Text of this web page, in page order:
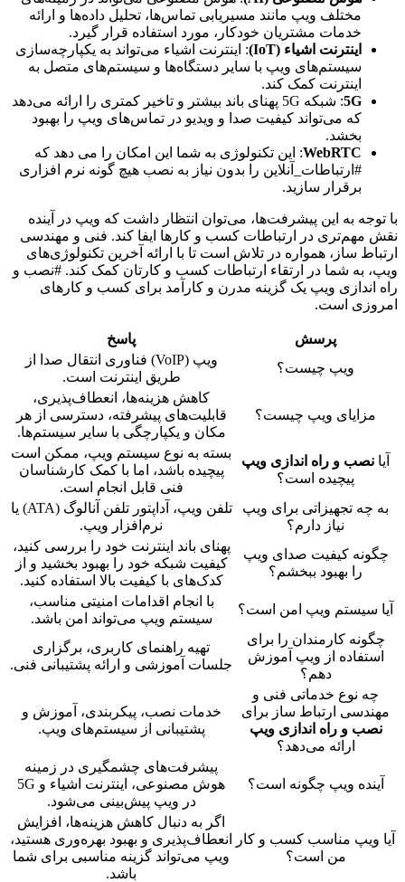
مختلف ویپ مانند مسیریابی تماس‌ها، تحلیل داده‌ها و ارائه
خدمات مشتریان خودکار، مورد استفاده قرار گیرد.
اینترنت اشیاء (IoT)
: اینترنت اشیاء می‌تواند به یکپارچه‌سازی
سیستم‌های ویپ با سایر دستگاه‌ها و سیستم‌های متصل به
اینترنت کمک کند.
5G
: شبکه 5G پهنای باند بیشتر و تاخیر کمتری را ارائه می‌دهد
که می‌تواند کیفیت صدا و ویدیو در تماس‌های ویپ را بهبود
بخشد.
WebRTC: این تکنولوژی به شما این امکان را می دهد که
#ارتباطات_آنلاین را بدون نیاز به نصب هیچ گونه نرم افزاری
برقرار سازید.
با توجه به این پیشرفت‌ها، می‌توان انتظار داشت که ویپ در آینده
نقش مهم‌تری در ارتباطات کسب و کارها ایفا کند. فنی و مهندسی
ارتباط ساز، همواره در تلاش است تا با ارائه آخرین تکنولوژی‌های
ویپ، به شما در ارتقاء ارتباطات کسب و کارتان کمک کند. #نصب و
راه اندازی ویپ یک گزینه مدرن و کارآمد برای کسب و کارهای
امروزی است.
پرسش
پاسخ
ویپ چیست؟
ویپ (VoIP) فناوری انتقال صدا از
طریق اینترنت است.
مزایای ویپ چیست؟
کاهش هزینه‌ها، انعطاف‌پذیری،
قابلیت‌های پیشرفته، دسترسی از هر
مکان و یکپارچگی با سایر سیستم‌ها.
آیا نصب و راه اندازی ویپ
پیچیده است؟
بسته به نوع سیستم ویپ، ممکن است
پیچیده باشد، اما با کمک کارشناسان
فنی قابل انجام است.
به چه تجهیزاتی برای ویپ
نیاز دارم؟
تلفن ویپ، آداپتور تلفن آنالوگ (ATA) یا
نرم‌افزار ویپ.
چگونه کیفیت صدای ویپ
را بهبود ببخشم؟
پهنای باند اینترنت خود را بررسی کنید،
کیفیت شبکه خود را بهبود بخشید و از
کدک‌های با کیفیت بالا استفاده کنید.
آیا سیستم ویپ امن است؟
با انجام اقدامات امنیتی مناسب،
سیستم ویپ می‌تواند امن باشد.
چگونه کارمندان را برای
استفاده از ویپ آموزش
دهم؟
تهیه راهنمای کاربری، برگزاری
جلسات آموزشی و ارائه پشتیبانی فنی.
چه نوع خدماتی فنی و
مهندسی ارتباط ساز برای
نصب و راه اندازی ویپ
ارائه می‌دهد؟
خدمات نصب، پیکربندی، آموزش و
پشتیبانی از سیستم‌های ویپ.
آینده ویپ چگونه است؟
پیشرفت‌های چشمگیری در زمینه
هوش مصنوعی، اینترنت اشیاء و 5G
در ویپ پیش‌بینی می‌شود.
آیا ویپ مناسب کسب و کار
من است؟
اگر به دنبال کاهش هزینه‌ها، افزایش
انعطاف‌پذیری و بهبود بهره‌وری هستید،
ویپ می‌تواند گزینه مناسبی برای شما
باشد.